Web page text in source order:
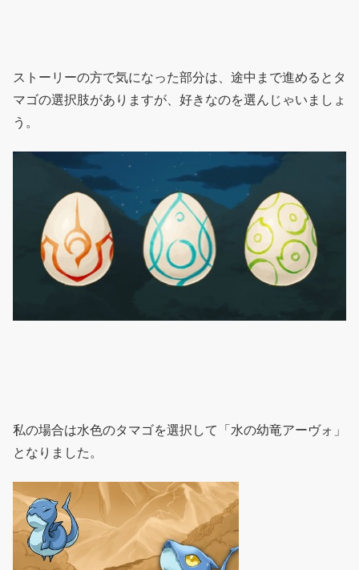
ストーリーの方で気になった部分は、途中まで進めるとタ
マゴの選択肢がありますが、好きなのを選んじゃいましょ
う。
私の場合は水色のタマゴを選択して「水の幼竜アーヴォ」
となりました。